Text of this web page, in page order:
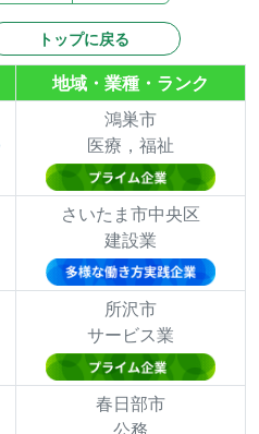
トップに戻る
地域・業種・ランク
鴻巣市
医療，福祉
さいたま市中央区
建設業
所沢市
サービス業
春日部市
公務